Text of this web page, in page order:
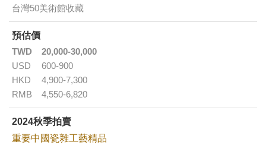
台灣50美術館收藏
預估價
TWD
20,000-30,000
USD
600-900
HKD
4,900-7,300
RMB
4,550-6,820
2024秋季拍賣
重要中國瓷雜工藝精品